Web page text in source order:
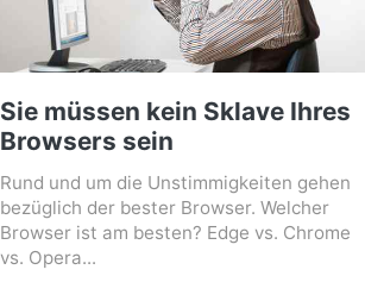
Sie müssen kein Sklave Ihres
Browsers sein
Rund und um die Unstimmigkeiten gehen
bezüglich der bester Browser. Welcher
Browser ist am besten? Edge vs. Chrome
vs. Opera...